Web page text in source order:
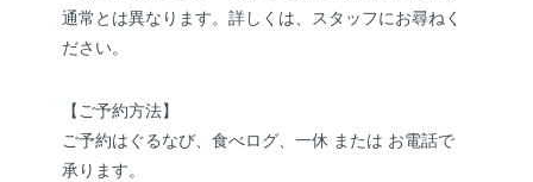
通常とは異なります。詳しくは、スタッフにお尋ねく
ださい。
【ご予約方法】
ご予約はぐるなび、食べログ、一休 または お電話で
承ります。